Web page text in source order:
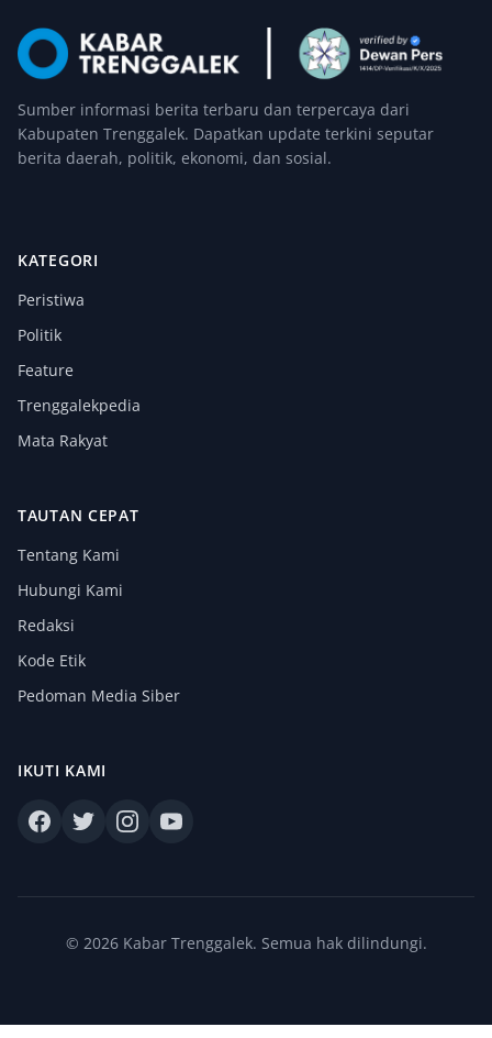
Sumber informasi berita terbaru dan terpercaya dari
Kabupaten Trenggalek. Dapatkan update terkini seputar
berita daerah, politik, ekonomi, dan sosial.
KATEGORI
Peristiwa
Politik
Feature
Trenggalekpedia
Mata Rakyat
TAUTAN CEPAT
Tentang Kami
Hubungi Kami
Redaksi
Kode Etik
Pedoman Media Siber
IKUTI KAMI
© 2026 Kabar Trenggalek. Semua hak dilindungi.